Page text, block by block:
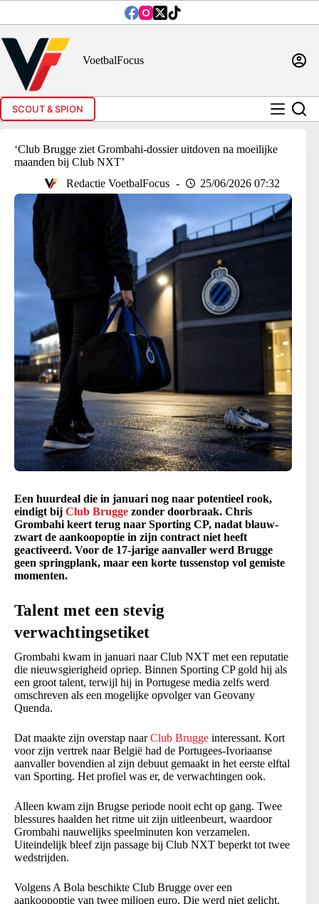
inhoud
VoetbalFocus
SCOUT & SPION
‘Club Brugge ziet Grombahi-dossier uitdoven na moeilijke
maanden bij Club NXT’
Redactie VoetbalFocus
25/06/2026 07:32
Een huurdeal die in januari nog naar potentieel rook,
eindigt bij Club Brugge zonder doorbraak. Chris
Grombahi keert terug naar Sporting CP, nadat blauw-
zwart de aankoopoptie in zijn contract niet heeft
geactiveerd. Voor de 17-jarige aanvaller werd Brugge
geen springplank, maar een korte tussenstop vol gemiste
momenten.
Talent met een stevig
verwachtingsetiket
Grombahi kwam in januari naar Club NXT met een reputatie
die nieuwsgierigheid opriep. Binnen Sporting CP gold hij als
een groot talent, terwijl hij in Portugese media zelfs werd
omschreven als een mogelijke opvolger van Geovany
Quenda.
Dat maakte zijn overstap naarClub Brugge interessant. Kort
voor zijn vertrek naar België had de Portugees-Ivoriaanse
aanvaller bovendien al zijn debuut gemaakt in het eerste elftal
van Sporting. Het profiel was er, de verwachtingen ook.
Alleen kwam zijn Brugse periode nooit echt op gang. Twee
blessures haalden het ritme uit zijn uitleenbeurt, waardoor
Grombahi nauwelijks speelminuten kon verzamelen.
Uiteindelijk bleef zijn passage bij Club NXT beperkt tot twee
wedstrijden.
Volgens A Bola beschikte Club Brugge over een
aankoopoptie van twee miljoen euro. Die werd niet gelicht.